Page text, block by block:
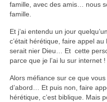
Autres Vidéos
Conférences, Retraites
Enseignements
Enseignements
Autres
famille, avec des amis… nous
famille.
Et j’ai entendu un jour
c’était hérétique, faire appel
serait nier Dieu… Et cette
parce que je l’ai lu sur internet !
Alors méfiance sur ce que
d’abord… Et puis non, faire
hérétique, c’est biblique. Mais